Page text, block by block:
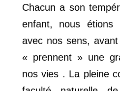
Chacun a son
enfant, nous étions
avec nos sens,
« prennent » une
nos vies . La pleine